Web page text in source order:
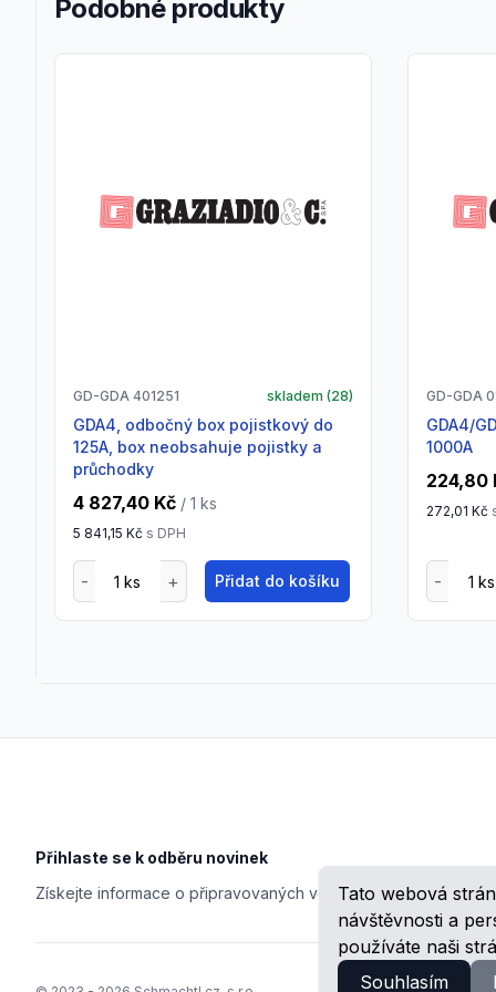
Tato webová
návštěvnosti a
používáte naši
Souhlasím
Podobné produkty
GD-GDA 401251 skladem (28)
GDA4, odbočný box pojistkový do
125A, box neobsahuje pojistky a
průchodky
4 827,40 Kč / 1 ks
5 841,15 Kč s DPH
Přidat do košíku
GD-GDA
GDA4/GDA5, držák sběrnice 250 -
1000A
224,80
272,01 Kč
Přihlaste se k odběru novinek
Získejte informace o připravovaných veletrzích, školeních,